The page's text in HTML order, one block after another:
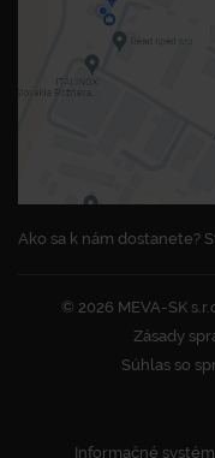
Ako sa k nám dostanete?
© 2026 MEVA-SK
Zásady
Súhlas so
Informačné